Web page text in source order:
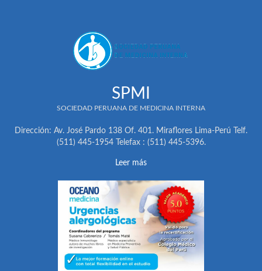
SPMI
SOCIEDAD PERUANA DE MEDICINA INTERNA
Dirección: Av. José Pardo 138 Of. 401. Miraflores Lima-Perú Telf.
(511) 445-1954 Telefax : (511) 445-5396.
Leer más